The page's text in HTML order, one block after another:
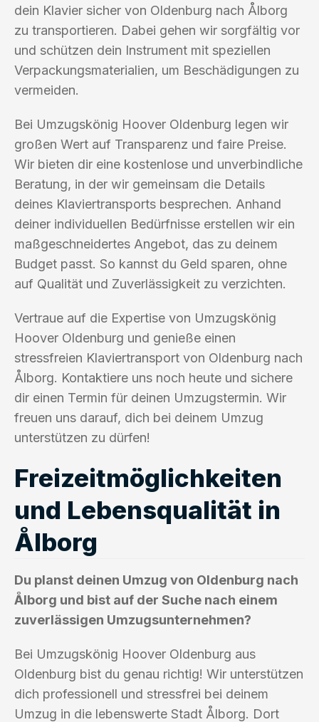
dein Klavier sicher von Oldenburg nach Ålborg
zu transportieren. Dabei gehen wir sorgfältig vor
und schützen dein Instrument mit speziellen
Verpackungsmaterialien, um Beschädigungen zu
vermeiden.
Bei Umzugskönig Hoover Oldenburg legen wir
großen Wert auf Transparenz und faire Preise.
Wir bieten dir eine kostenlose und unverbindliche
Beratung, in der wir gemeinsam die Details
deines Klaviertransports besprechen. Anhand
deiner individuellen Bedürfnisse erstellen wir ein
maßgeschneidertes Angebot, das zu deinem
Budget passt. So kannst du Geld sparen, ohne
auf Qualität und Zuverlässigkeit zu verzichten.
Vertraue auf die Expertise von Umzugskönig
Hoover Oldenburg und genieße einen
stressfreien Klaviertransport von Oldenburg nach
Ålborg. Kontaktiere uns noch heute und sichere
dir einen Termin für deinen Umzugstermin. Wir
freuen uns darauf, dich bei deinem Umzug
unterstützen zu dürfen!
Freizeitmöglichkeiten
und Lebensqualität in
Ålborg
Du planst deinen Umzug von Oldenburg nach
Ålborg und bist auf der Suche nach einem
zuverlässigen Umzugsunternehmen?
Bei Umzugskönig Hoover Oldenburg aus
Oldenburg bist du genau richtig! Wir unterstützen
dich professionell und stressfrei bei deinem
Umzug in die lebenswerte Stadt Ålborg. Dort